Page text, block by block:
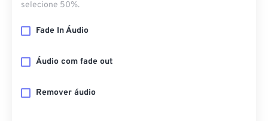
selecione 50%.
Fade In Áudio
Áudio com fade out
Remover áudio